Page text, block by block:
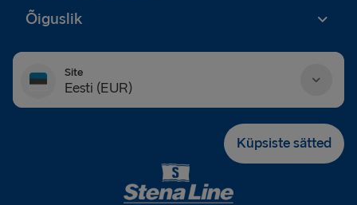
Õiguslik
Site
Eesti (EUR)
Küpsiste sätted